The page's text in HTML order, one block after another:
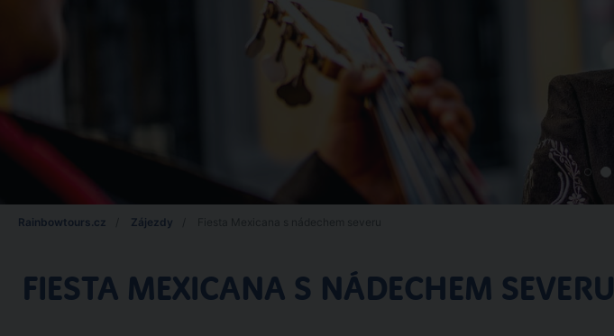
Rainbowtours.cz Zájezdy
FIESTA MEXICANA S NÁDECHEM SEVERU